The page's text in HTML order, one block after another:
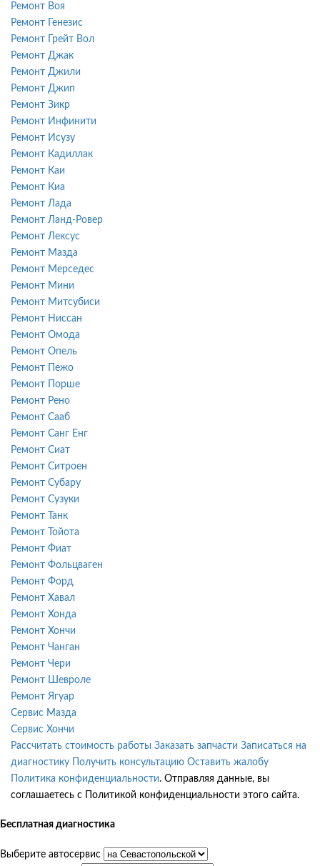
Ремонт Воя
Ремонт Генезис
Ремонт Грейт Вол
Ремонт Джак
Ремонт Джили
Ремонт Джип
Ремонт Зикр
Ремонт Инфинити
Ремонт Исузу
Ремонт Кадиллак
Ремонт Каи
Ремонт Киа
Ремонт Лада
Ремонт Ланд-Ровер
Ремонт Лексус
Ремонт Мазда
Ремонт Мерседес
Ремонт Мини
Ремонт Митсубиси
Ремонт Ниссан
Ремонт Омода
Ремонт Опель
Ремонт Пежо
Ремонт Порше
Ремонт Рено
Ремонт Сааб
Ремонт Санг Енг
Ремонт Сиат
Ремонт Ситроен
Ремонт Субару
Ремонт Сузуки
Ремонт Танк
Ремонт Тойота
Ремонт Фиат
Ремонт Фольцваген
Ремонт Форд
Ремонт Хавал
Ремонт Хонда
Ремонт Хончи
Ремонт Чанган
Ремонт Чери
Ремонт Шевроле
Ремонт Ягуар
Сервис Мазда
Сервис Хончи
Рассчитать стоимость работы Заказать запчасти Записаться на
диагностику
Получить консультацию Оставить жалобу
Политика конфиденциальности. Отправляя данные, вы
соглашаетесь с Политикой конфиденциальности этого сайта.
Бесплатная диагностика
Выберите автосервис